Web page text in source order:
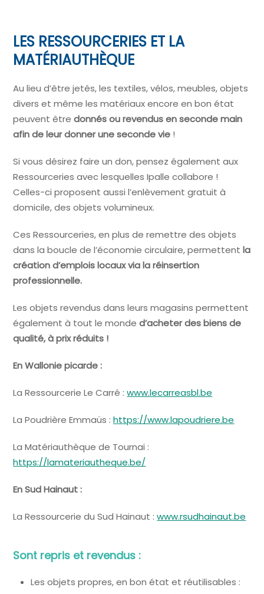
LES RESSOURCERIES ET LA
MATÉRIAUTHÈQUE
Au lieu d’être jetés, les textiles, vélos, meubles, objets
divers et même les matériaux encore en bon état
peuvent êtredonnés ou revendus en seconde main
afin de leur donner une seconde vie !
Si vous désirez faire un don, pensez également aux
Ressourceries avec lesquelles Ipalle collabore !
Celles-ci proposent aussi l’enlèvement gratuit à
domicile, des objets volumineux.
Ces Ressourceries, en plus de remettre des objets
dans la boucle de l’économie circulaire, permettentla
création d’emplois locaux via la réinsertion
professionnelle.
Les objets revendus dans leurs magasins permettent
également à tout le monde d’acheter des biens de
qualité, à prix réduits !
En Wallonie picarde :
La Ressourcerie Le Carré :www.lecarreasbl.be
La Poudrière Emmaüs :https://www.lapoudriere.be
La Matériauthèque de Tournai :
https://lamateriautheque.be/
En Sud Hainaut :
La Ressourcerie du Sud Hainaut :www.rsudhainaut.be
Sont repris et revendus :
Les objets propres, en bon état et réutilisables :